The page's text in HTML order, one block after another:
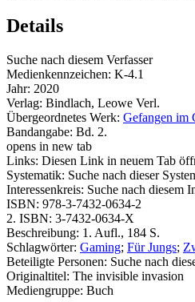
Details
Suche nach diesem Verfasser
Medienkennzeichen: K-4.1
Jahr: 2020
Verlag: Bindlach, Leowe Verl.
Übergeordnetes Werk: Gefangen im
Bandangabe: Bd. 2.
opens in new tab
Links: Diesen Link in neuem Tab
Systematik: Suche nach dieser
Interessenkreis: Suche nach diesem
ISBN: 978-3-7432-0634-2
2. ISBN: 3-7432-0634-X
Beschreibung: 1. Aufl., 184 S.
Schlagwörter: Gaming; Für Jungs;
Beteiligte Personen: Suche nach
Originaltitel: The invisible invasion
Mediengruppe: Buch